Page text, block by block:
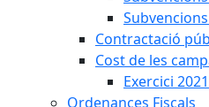
Contractació
Cost de les
Exercici 2021
Ordenances Fiscals